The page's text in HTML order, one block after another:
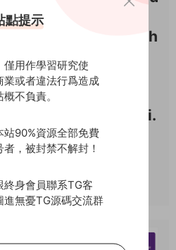
smsbao.com
文件：
賬戶：
點提示
僅用作學習研究使
業或者違法行爲造成
不負責。
站90%資源全部免費
，被封禁不解封！
終身會員聯系TG客
進無憂TG源碼交流群